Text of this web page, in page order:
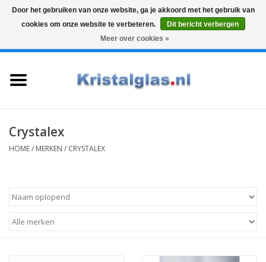
Graveren
Karaffen
Cadeaus
Crystalex
HOME/ MERKEN / CRYSTALEX
Door het gebruiken van onze website, ga je akkoord met het gebruik van
cookies om onze website te verbeteren.
Dit bericht verbergen
Meer over cookies »